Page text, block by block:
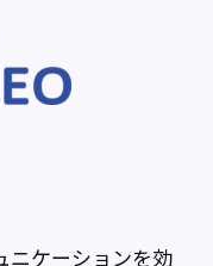
ニケーションを効